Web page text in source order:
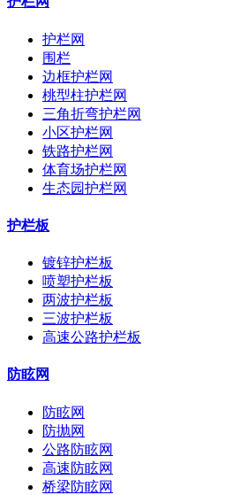
护栏网
围栏
边框护栏网
桃型柱护栏网
三角折弯护栏网
小区护栏网
铁路护栏网
体育场护栏网
生态园护栏网
护栏板
镀锌护栏板
喷塑护栏板
两波护栏板
三波护栏板
高速公路护栏板
防眩网
防眩网
防抛网
公路防眩网
高速防眩网
桥梁防眩网